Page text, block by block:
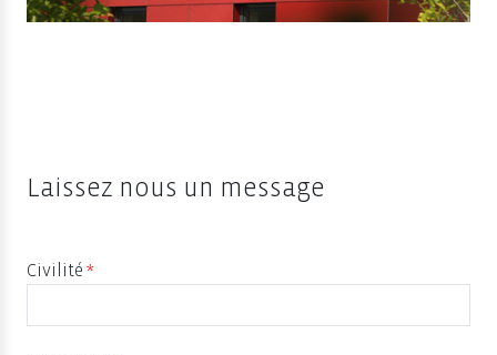
Laissez nous un message
Civilité *